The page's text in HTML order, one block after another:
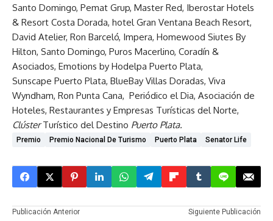
Santo Domingo, Pemat Grup, Master Red, Iberostar Hotels
& Resort Costa Dorada, hotel Gran Ventana Beach Resort,
David Atelier, Ron Barceló, Impera, Homewood Siutes By
Hilton, Santo Domingo, Puros Macerlino, Coradín &
Asociados, Emotions by Hodelpa Puerto Plata,
Sunscape Puerto Plata, BlueBay Villas Doradas, Viva
Wyndham, Ron Punta Cana, Periódico el Dia, Asociación de
Hoteles, Restaurantes y Empresas Turísticas del Norte,
ClústerTurístico del Destino Puerto Plata.
Premio Premio Nacional De Turismo Puerto Plata Senator Life
Publicación Anterior Siguiente Publicación